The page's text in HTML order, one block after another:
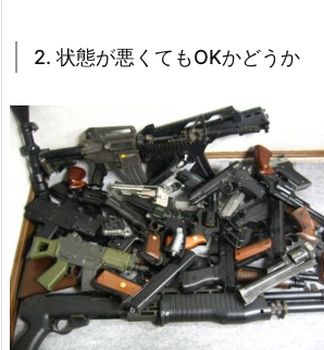
2. 状態が悪くてもOKかどうか